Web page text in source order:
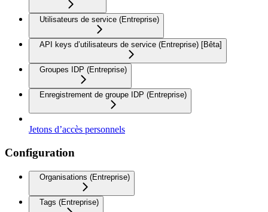
Utilisateurs de service (Entreprise)
API keys d’utilisateurs de service (Entreprise) [Bêta]
Groupes IDP (Entreprise)
Enregistrement de groupe IDP (Entreprise)
Jetons d’accès personnels
Configuration
Organisations (Entreprise)
Tags (Entreprise)